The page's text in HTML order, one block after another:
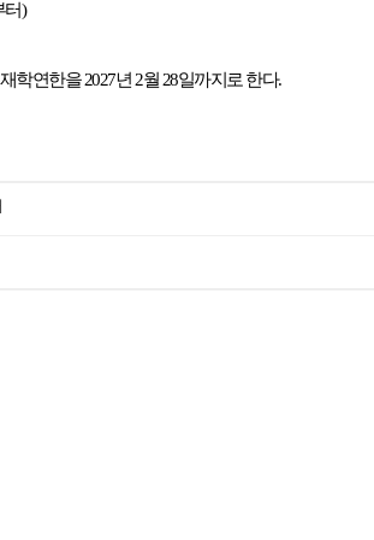
터)
연한을 2027년 2월 28일까지로 한다.